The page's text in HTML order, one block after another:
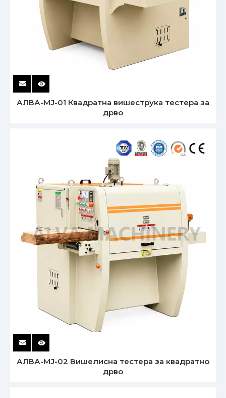
АЛВА-МЈ-01 Квадратна вишеструка тестера за
дрво
АЛВА-МЈ-02 Вишелисна тестера за квадратно
дрво